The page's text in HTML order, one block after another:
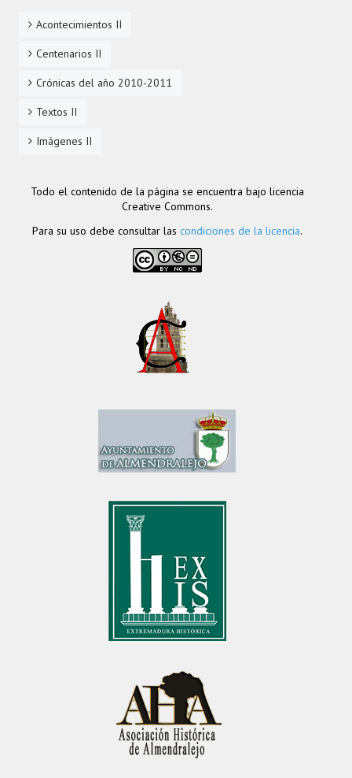
Acontecimientos II
Centenarios II
Crónicas del año 2010-2011
Textos II
Imágenes II
Todo el contenido de la página se encuentra bajo licencia
Creative Commons.
Para su uso debe consultar las condiciones de la licencia.